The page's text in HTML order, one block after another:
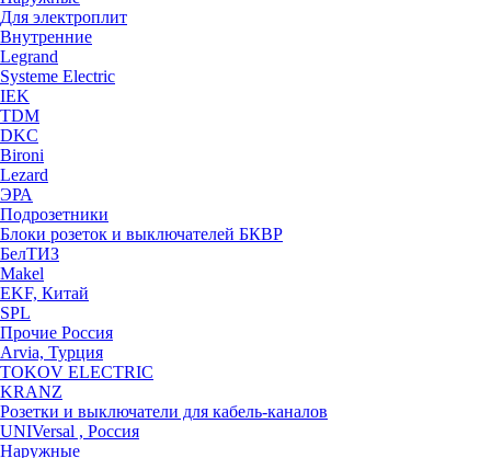
Для электроплит
Внутренние
Legrand
Systeme Electric
IEK
TDM
DKC
Bironi
Lezard
ЭРА
Подрозетники
Блоки розеток и выключателей БКВР
БелТИЗ
Makel
EKF, Китай
SPL
Прочие Россия
Arvia, Турция
TOKOV ELECTRIC
KRANZ
Розетки и выключатели для кабель-каналов
UNIVersal , Россия
Наружные